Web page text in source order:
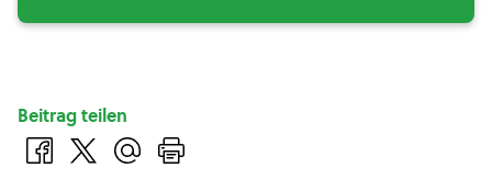
Beitrag teilen